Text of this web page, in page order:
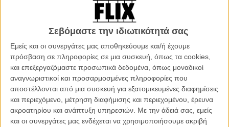
Σεβόμαστε την ιδιωτικότητά σας
Εμείς και οι συνεργάτες μας αποθηκεύουμε και/ή έχουμε
πρόσβαση σε πληροφορίες σε μια συσκευή, όπως τα cookies,
και επεξεργαζόμαστε προσωπικά δεδομένα, όπως μοναδικοί
αναγνωριστικοί και προσαρμοσμένες πληροφορίες που
αποστέλλονται από μια συσκευή για εξατομικευμένες διαφημίσεις
και περιεχόμενο, μέτρηση διαφήμισης και περιεχομένου, έρευνα
ακροατηρίου και ανάπτυξη υπηρεσιών. Με την άδειά σας, εμείς
και οι συνεργάτες μας ενδέχεται να χρησιμοποιήσουμε ακριβή
Μην Ανασαίνεις
ΑΡΘΡΑ
Κάννες 2011: Το Δεκαπενθήμερο των Σκηνοθετών